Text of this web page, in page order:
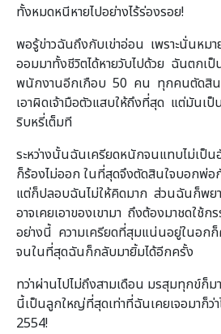
ทั้งหมดหนีหายไปอย่างไร้ร่องรอย!
พอรู้ข่าวฉันถึงกับเข่าอ่อน เพราะนั่นหมา
ออมมาทั้งชีวิตได้หายวับไปด้วย ฉันตกเ
พนักงานอีกเกือบ 50 คน ทุกคนตัดสิน
เอาผิดเจ้ามือตัวแสบให้ถึงที่สุด แต่มันเป็
ริบหรี่เต็มที
ระหว่างนั้นฉันเครียดหนักจนแทบไม่เป็
ก็ร้องไม่ออก ในที่สุดจึงตัดสินใจบอกพ่
แต่ก็ปลอบฉันไม่ให้คิดมาก ส่วนฉันก็พยา
อาจเคยเอาของเขามา ถึงต้องมาชดใช้
อย่างนี้ ความเครียดที่สุมแน่นอยู่ในอก
จนในที่สุดฉันก็กลับมายิ้มได้อีกครั้ง
ทว่าผ่านไปไม่ถึงสามเดือน มรสุมทุกข์ก็
นี้เป็นลูกใหญ่ที่สุดเท่าที่ฉันเคยเจอมาก็
2554!